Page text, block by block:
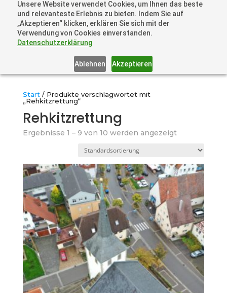
Unsere Website verwendet Cookies, um Ihnen das beste
und relevanteste Erlebnis zu bieten. Indem Sie auf
„Akzeptieren“ klicken, erklären Sie sich mit der
Verwendung von Cookies einverstanden.
Datenschutzerklärung
Ablehnen Akzeptieren
+41 44505 6667 oder +49 157 3598 0006
info@dronelions.academy
Start / Produkte verschlagwortet mit
„Rehkitzrettung“
Rehkitzrettung
Ergebnisse 1 – 9 von 10 werden angezeigt